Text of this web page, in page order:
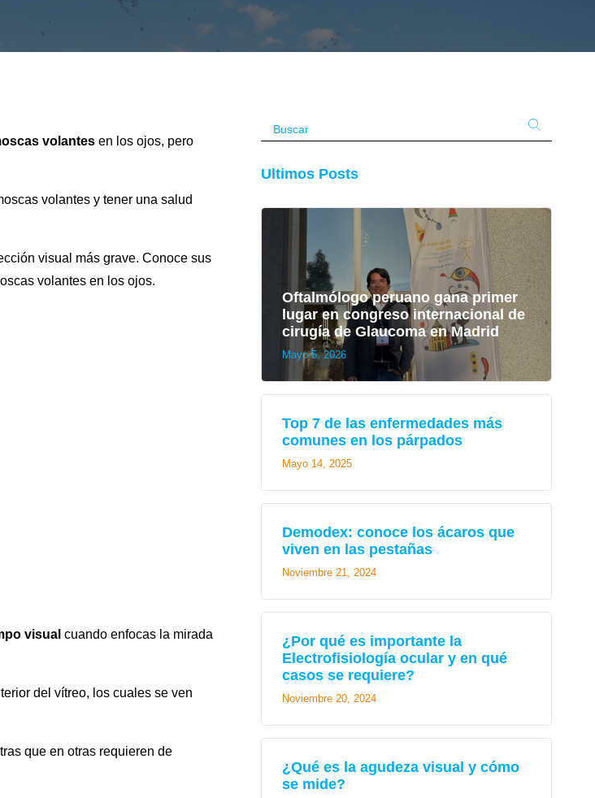
volantes en los ojos, pero
volantes y tener una salud
visual más grave. Conoce sus
volantes en los ojos.
visual cuando enfocas la mirada
del vítreo, los cuales se ven
que en otras requieren de
Ultimos Posts
Oftalmólogo peruano gana primer
lugar en congreso internacional de
cirugía de Glaucoma en Madrid
Mayo 5, 2026
Top 7 de las enfermedades más
comunes en los párpados
Mayo 14, 2025
Demodex: conoce los ácaros que
viven en las pestañas
Noviembre 21, 2024
¿Por qué es importante la
Electrofisiología ocular y en qué
casos se requiere?
Noviembre 20, 2024
¿Qué es la agudeza visual y cómo
se mide?